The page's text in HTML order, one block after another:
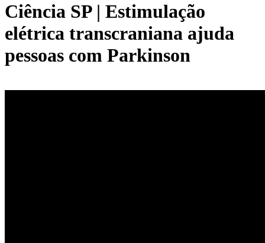
Ciência SP | Estimulação
elétrica transcraniana ajuda
pessoas com Parkinson